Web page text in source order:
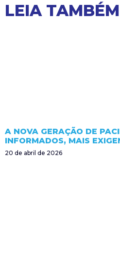
LEIA TAMBÉM
A NOVA GERAÇÃO DE
INFORMADOS, MAIS
20 de abril de 2026